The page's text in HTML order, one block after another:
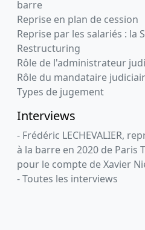
barre
Reprise en plan de cession
Reprise par les salariés : la
Restructuring
Rôle de l'administrateur
Rôle du mandataire
Types de jugement
Interviews
- Frédéric LECHEVALIER,
à la barre en 2020 de Paris
pour le compte de Xavier
- Toutes les interviews